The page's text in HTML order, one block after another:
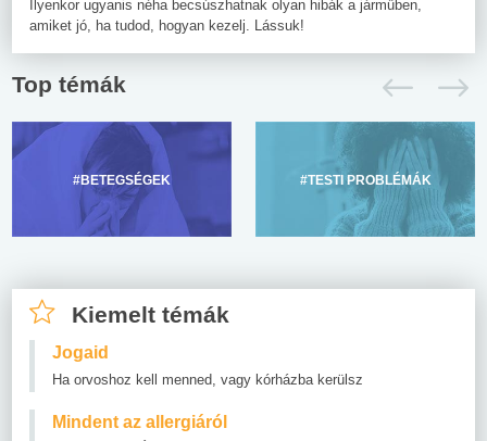
Ilyenkor ugyanis néha becsúszhatnak olyan hibák a járműben,
amiket jó, ha tudod, hogyan kezelj. Lássuk!
Top témák
#BETEGSÉGEK #TESTI PROBLÉMÁK
Kiemelt témák
Jogaid
Ha orvoshoz kell menned, vagy kórházba kerülsz
Mindent az allergiáról